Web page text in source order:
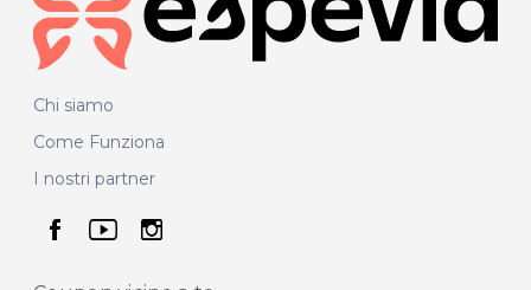
Chi siamo
Come Funziona
I nostri partner
seguici su facebook
seguici su youtube
seguici su instagram